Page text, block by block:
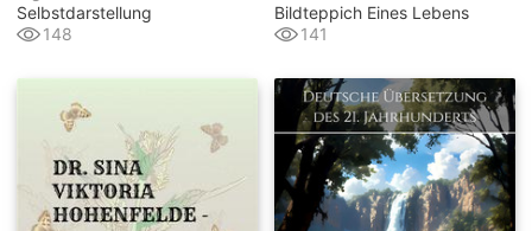
Selbstdarstellung
148
Bildteppich Eines Lebens
141